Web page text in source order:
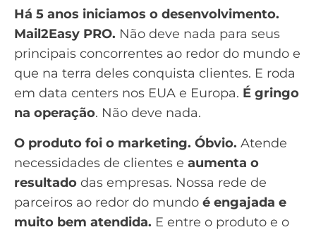
Há 5 anos iniciamos o desenvolvimento.
Mail2Easy PRO. Não deve nada para seus
principais concorrentes ao redor do mundo e
que na terra deles conquista clientes. E roda
em data centers nos EUA e Europa. É gringo
na operação. Não deve nada.
O produto foi o marketing. Óbvio. Atende
necessidades de clientes e aumenta o
resultado das empresas. Nossa rede de
parceiros ao redor do mundo é engajada e
muito bem atendida. E entre o produto e o